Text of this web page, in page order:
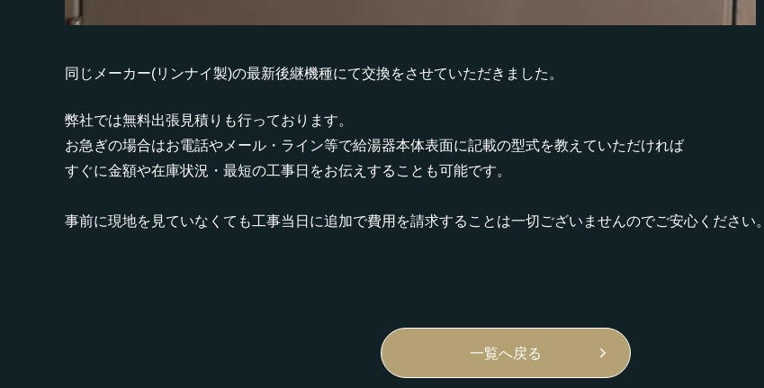
同じメーカー(リンナイ製)の最新後継機種にて交換をさせていただきました。
弊社では無料出張見積りも行っております。
お急ぎの場合はお電話やメール・ライン等で給湯器本体表面に記載の型式を教えていただければ
すぐに金額や在庫状況・最短の工事日をお伝えすることも可能です。
事前に現地を見ていなくても工事当日に追加で費用を請求することは一切ございませんのでご安心ください。
一覧へ戻る